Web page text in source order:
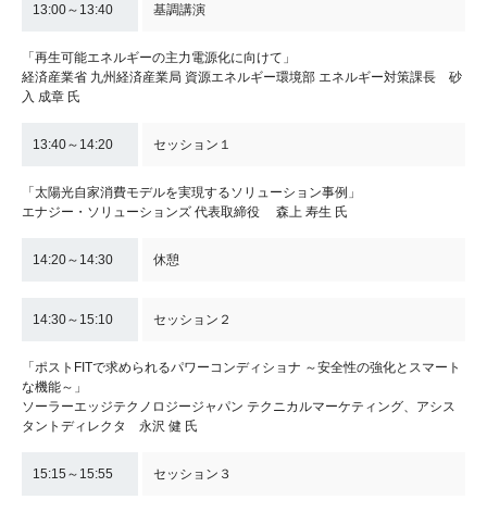
13:00～13:40 基調講演
「再生可能エネルギーの主力電源化に向けて」
経済産業省 九州経済産業局 資源エネルギー環境部 エネルギー対策課長 砂
入 成章 氏
13:40～14:20 セッション１
「太陽光自家消費モデルを実現するソリューション事例」
エナジー・ソリューションズ 代表取締役 森上 寿生 氏
14:20～14:30 休憩
14:30～15:10 セッション２
「ポストFITで求められるパワーコンディショナ ～安全性の強化とスマート
な機能～」
ソーラーエッジテクノロジージャパン テクニカルマーケティング、アシス
タントディレクタ 永沢 健 氏
15:15～15:55 セッション３